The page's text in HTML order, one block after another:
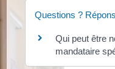
Questions ?
Qui peut être
mandataire